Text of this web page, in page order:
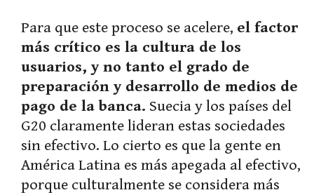
Para que este proceso se acelere, el factor
más crítico es la cultura de los
usuarios, y no tanto el grado de
preparación y desarrollo de medios de
pago de la banca. Suecia y los países del
G20 claramente lideran estas sociedades
sin efectivo. Lo cierto es que la gente en
América Latina es más apegada al efectivo,
porque culturalmente se considera más